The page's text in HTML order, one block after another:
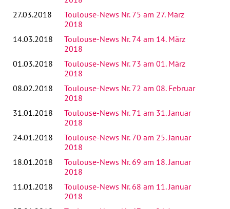
27.03.2018
Toulouse-News Nr. 75 am 27. März
2018
14.03.2018
Toulouse-News Nr. 74 am 14. März
2018
01.03.2018
Toulouse-News Nr. 73 am 01. März
2018
08.02.2018
Toulouse-News Nr. 72 am 08. Februar
2018
31.01.2018
Toulouse-News Nr. 71 am 31. Januar
2018
24.01.2018
Toulouse-News Nr. 70 am 25. Januar
2018
18.01.2018
Toulouse-News Nr. 69 am 18. Januar
2018
11.01.2018
Toulouse-News Nr. 68 am 11. Januar
2018